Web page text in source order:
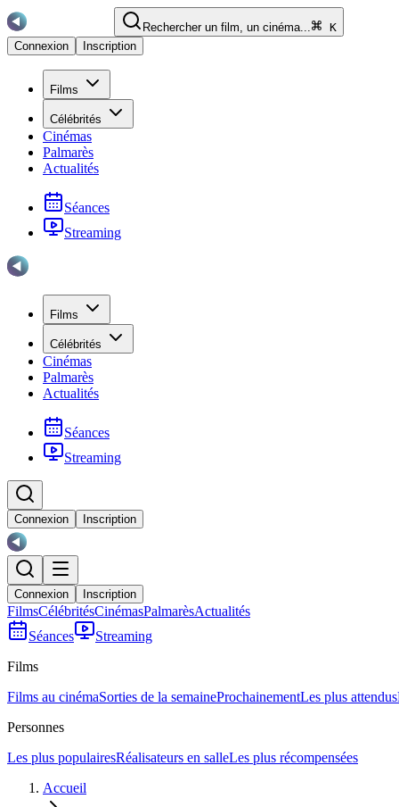
Rechercher un film, un cinéma...
K
Connexion
Inscription
Films
Célébrités
Cinémas
Palmarès
Actualités
Séances
Streaming
Films
Célébrités
Cinémas
Palmarès
Actualités
Séances
Streaming
Connexion Inscription
Connexion Inscription
FilmsCélébritésCinémasPalmarèsActualités
Séances
Streaming
Films
Films au cinémaSorties de la semaineProchainementLes plus attendus
Personnes
Les plus populairesRéalisateurs en salleLes plus récompensées
Accueil